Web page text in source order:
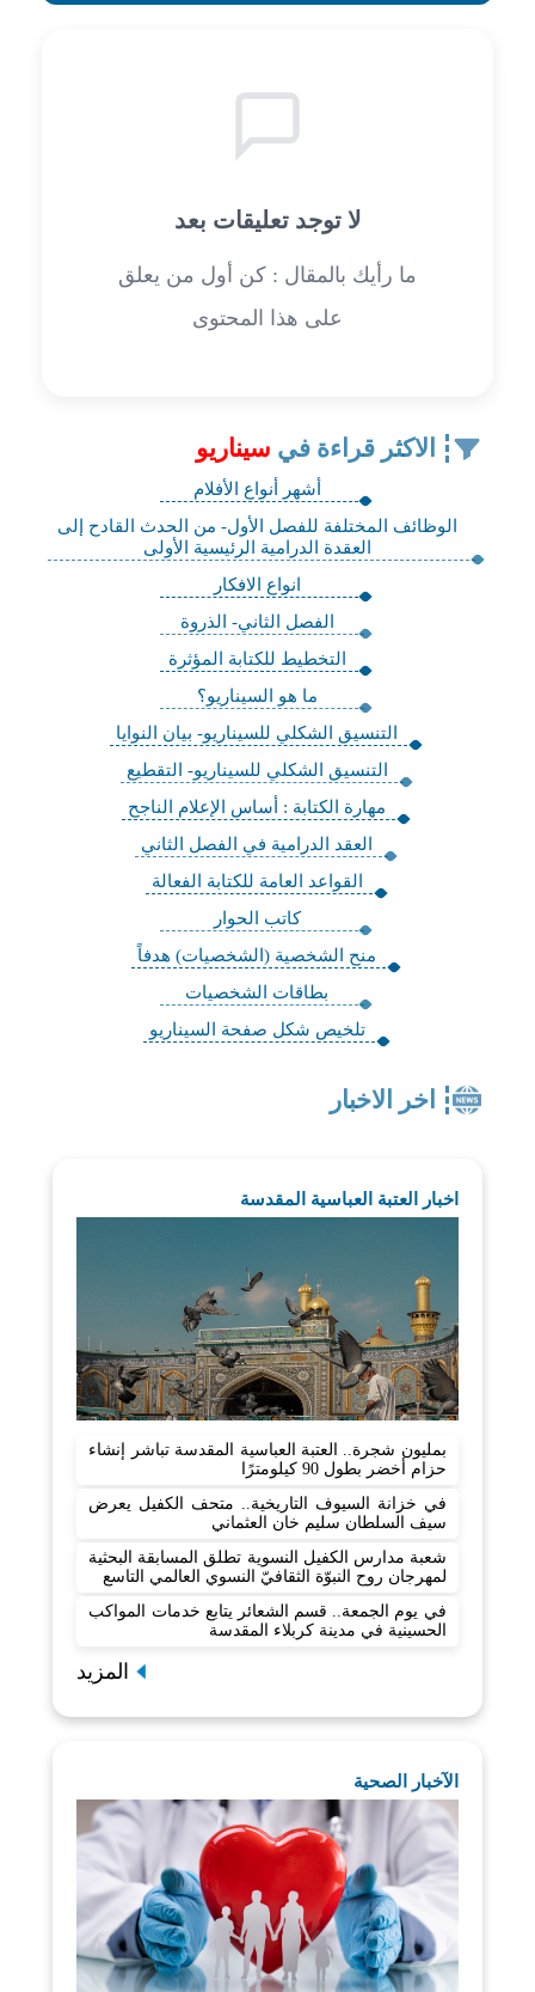
لا توجد تعليقات بعد
ما رأيك بالمقال : كن أول من يعلق
على هذا المحتوى
الاكثر قراءة في سيناريو
أشهر أنواع الأفلام
الوظائف المختلفة للفصل الأول- من الحدث القادح إلى
العقدة الدرامية الرئيسية الأولى
انواع الافكار
الفصل الثاني- الذروة
التخطيط للكتابة المؤثرة
ما هو السيناريو؟
التنسيق الشكلي للسيناريو- بيان النوايا
التنسيق الشكلي للسيناريو- التقطيع
مهارة الكتابة : أساس الإعلام الناجح
العقد الدرامية في الفصل الثاني
القواعد العامة للكتابة الفعالة
كاتب الحوار
منح الشخصية (الشخصيات) هدفاً
بطاقات الشخصيات
تلخيص شكل صفحة السيناريو
اخر الاخبار
اخبار العتبة العباسية المقدسة
بمليون شجرة.. العتبة العباسية المقدسة تباشر إنشاء
حزام أخضر بطول 90 كيلومترًا
في خزانة السيوف التاريخية.. متحف الكفيل يعرض
سيف السلطان سليم خان العثماني
شعبة مدارس الكفيل النسوية تطلق المسابقة البحثية
لمهرجان روح النبوّة الثقافيّ النسوي العالمي التاسع
في يوم الجمعة.. قسم الشعائر يتابع خدمات المواكب
الحسينية في مدينة كربلاء المقدسة
المزيد
الآخبار الصحية